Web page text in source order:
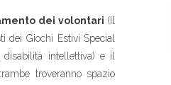
dei volontari (il
dei Giochi Estivi Special
intellettiva) e il
troveranno spazio